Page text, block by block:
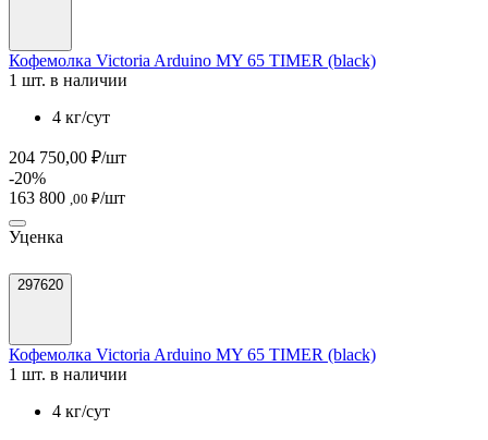
Кофемолка Victoria Arduino MY 65 TIMER (black)
1 шт. в наличии
4 кг/сут
204 750,00 ₽/шт
-20%
163 800 ,00 ₽/шт
Уценка
297620
Кофемолка Victoria Arduino MY 65 TIMER (black)
1 шт. в наличии
4 кг/сут